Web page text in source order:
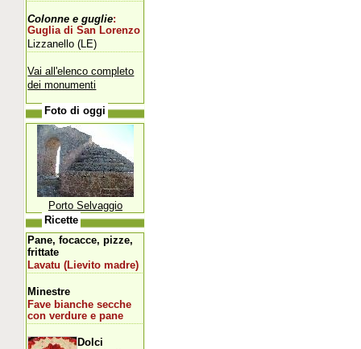
Colonne e guglie:
Guglia di San Lorenzo
Lizzanello (LE)
Vai all'elenco completo
dei monumenti
Foto di oggi
Porto Selvaggio
Ricette
Pane, focacce, pizze,
frittate
Lavatu (Lievito madre)
Minestre
Fave bianche secche
con verdure e pane
Dolci